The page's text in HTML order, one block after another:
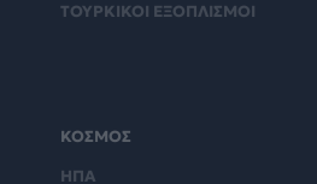
ΤΟΥΡΚΙΚΟΙ ΕΞΟΠΛΙΣΜΟΙ
ΚΟΣΜΟΣ
ΗΠΑ